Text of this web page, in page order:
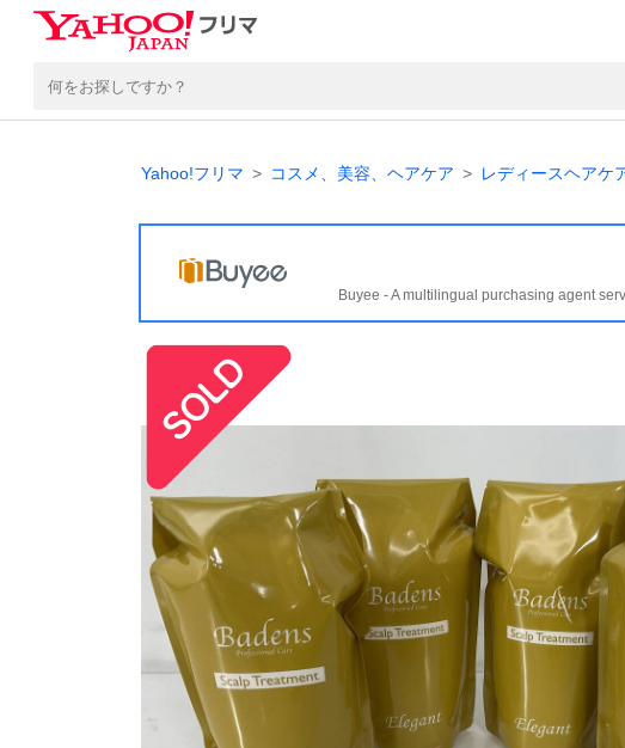
Yahoo!フリマ コスメ、美容、ヘアケア レディースヘアケ
Buyee - A multilingual purchasing agent